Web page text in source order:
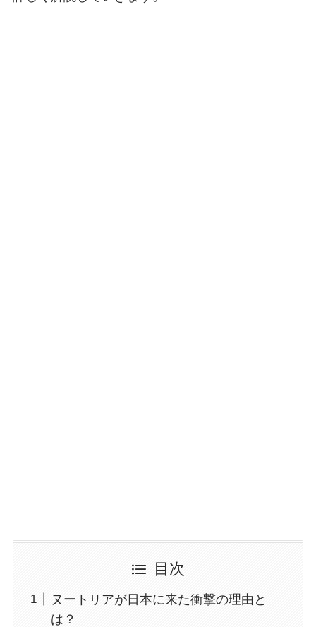
目次
ヌートリアが日本に来た衝撃の理由と
は？